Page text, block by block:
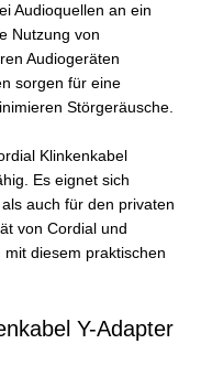
Audioquellen an ein
Nutzung von
Audiogeräten
sorgen für eine
Störgeräusche.
Klinkenkabel
Es eignet sich
auch für den privaten
von Cordial und
diesem praktischen
Y-Adapter